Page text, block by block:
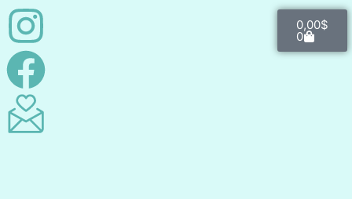
0,00$
0